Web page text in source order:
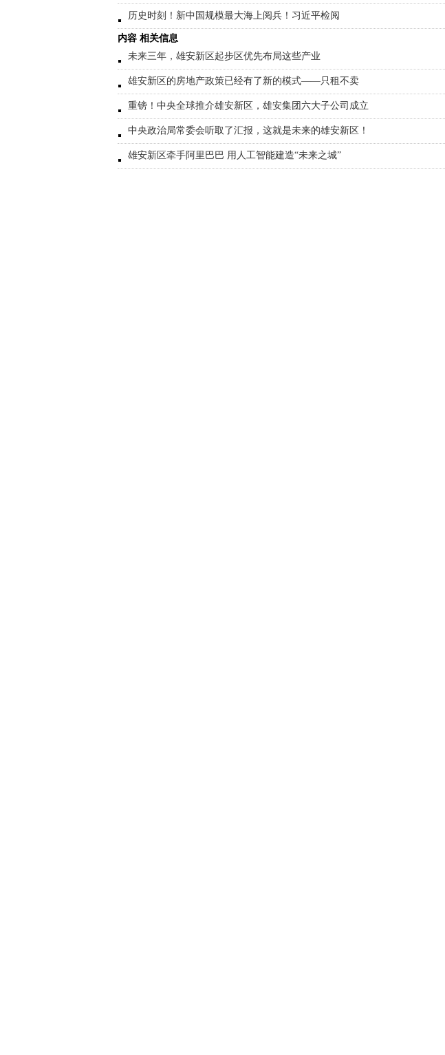
历史时刻！新中国规模最大海上阅兵！习近平检阅
内容 相关信息
未来三年，雄安新区起步区优先布局这些产业
雄安新区的房地产政策已经有了新的模式——只租不卖
重镑！中央全球推介雄安新区，雄安集团六大子公司成立
中央政治局常委会听取了汇报，这就是未来的雄安新区！
雄安新区牵手阿里巴巴 用人工智能建造“未来之城”